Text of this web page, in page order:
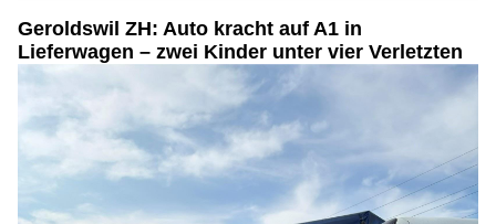
Geroldswil ZH: Auto kracht auf A1 in
Lieferwagen – zwei Kinder unter vier Verletzten